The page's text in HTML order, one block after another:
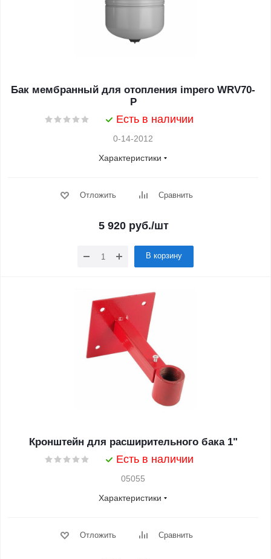
Бак мембранный для отопления impero WRV70-
P
Есть в наличии
0-14-2012
Характеристики
Отложить Сравнить
5 920руб./шт
В корзину
Кронштейн для расширительного бака 1"
Есть в наличии
05055
Характеристики
Отложить Сравнить